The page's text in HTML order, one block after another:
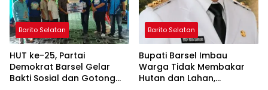
Barito Selatan
HUT ke-25, Partai
Demokrat Barsel Gelar
Bakti Sosial dan Gotong
Barito Selatan
Bupati Barsel Imbau
Warga Tidak Membakar
Hutan dan Lahan,